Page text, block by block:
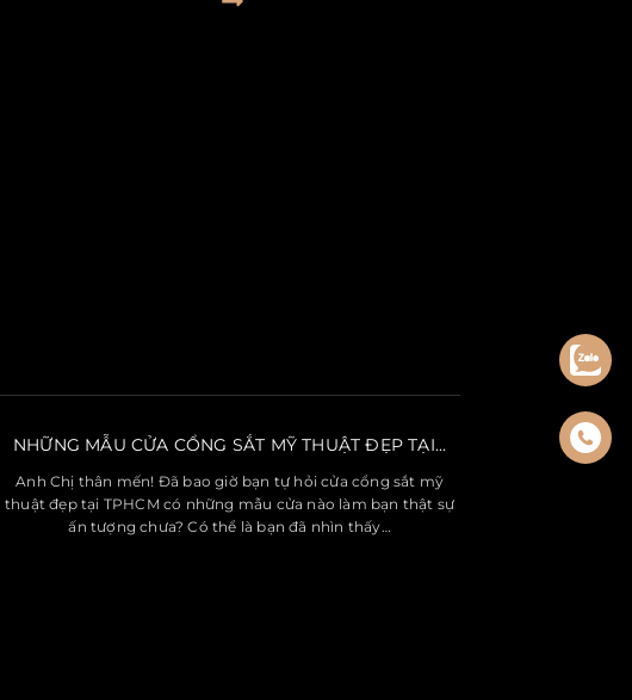
NHỮNG MẪU CỬA CỔNG SẮT MỸ THUẬT ĐẸP TẠI...
Anh Chị thân mến! Đã bao giờ bạn tự hỏi cửa cổng sắt mỹ
thuật đẹp tại TPHCM có những mẫu cửa nào làm bạn thật sự
ấn tượng chưa? Có thể là bạn đã nhìn thấy…